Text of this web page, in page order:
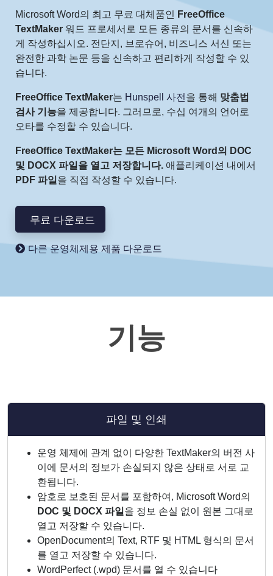
Microsoft Word의 최고 무료 대체품인 FreeOffice
TextMaker 워드 프로세서로 모든 종류의 문서를 신속하
게 작성하십시오. 전단지, 브로슈어, 비즈니스 서신 또는
완전한 과학 논문 등을 신속하고 편리하게 작성할 수 있
습니다.
FreeOffice TextMaker는 Hunspell 사전 을 통해 맞춤법
검사 기능을 제공합니다. 그러므로, 수십 여개의 언어로
오타를 수정할 수 있습니다.
FreeOffice TextMaker는 모든 Microsoft Word의 DOC
및 DOCX 파일을 열고 저장합니다. 애플리케이션 내에서
PDF 파일 을 직접 작성할 수 있습니다.
무료 다운로드
다른 운영체제용 제품 다운로드
기능
파일 및 인쇄
운영 체제에 관계 없이 다양한 TextMaker의 버전 사
이에 문서의 정보가 손실되지 않은 상태로 서로 교
환됩니다.
암호로 보호된 문서를 포함하여, Microsoft Word의
DOC 및 DOCX 파일 을 정보 손실 없이 원본 그대로
열고 저장할 수 있습니다.
OpenDocument의 Text, RTF 및 HTML 형식의 문서
를 열고 저장할 수 있습니다.
WordPerfect (.wpd) 문서를 열 수 있습니다